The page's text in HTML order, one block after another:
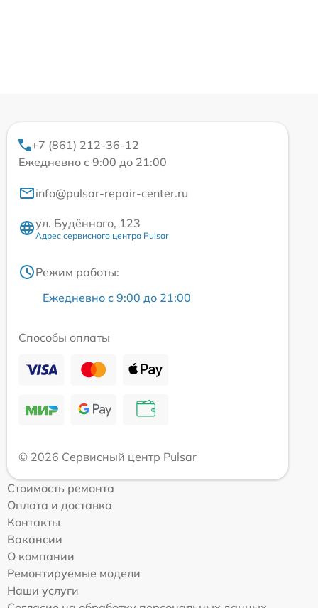
+7 (861) 212-36-12
Ежедневно с 9:00 до 21:00
info@pulsar-repair-center.ru
ул. Будённого, 123
Адрес сервисного центра Pulsar
Режим работы:
Ежедневно с 9:00 до 21:00
Способы оплаты
© 2026 Сервисный центр Pulsar
Стоимость ремонта
Оплата и доставка
Контакты
Вакансии
О компании
Ремонтируемые модели
Наши услуги